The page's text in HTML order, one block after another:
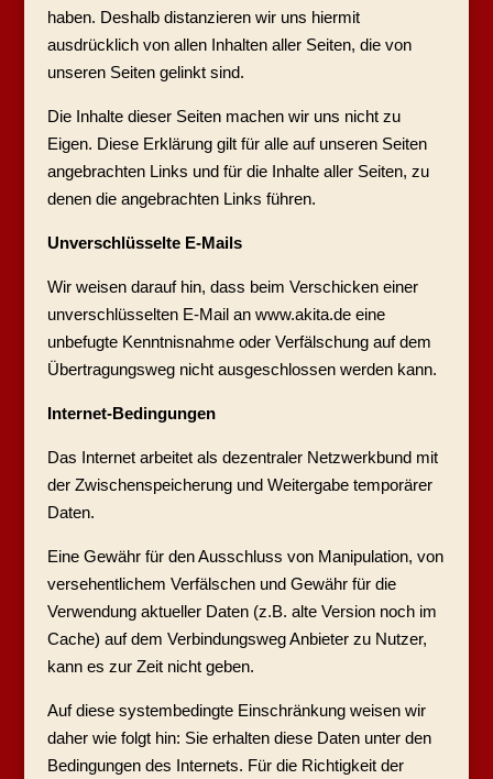
haben. Deshalb distanzieren wir uns hiermit
ausdrücklich von allen Inhalten aller Seiten, die von
unseren Seiten gelinkt sind.
Die Inhalte dieser Seiten machen wir uns nicht zu
Eigen. Diese Erklärung gilt für alle auf unseren Seiten
angebrachten Links und für die Inhalte aller Seiten, zu
denen die angebrachten Links führen.
Unverschlüsselte E-Mails
Wir weisen darauf hin, dass beim Verschicken einer
unverschlüsselten E-Mail an www.akita.de eine
unbefugte Kenntnisnahme oder Verfälschung auf dem
Übertragungsweg nicht ausgeschlossen werden kann.
Internet-Bedingungen
Das Internet arbeitet als dezentraler Netzwerkbund mit
der Zwischenspeicherung und Weitergabe temporärer
Daten.
Eine Gewähr für den Ausschluss von Manipulation, von
versehentlichem Verfälschen und Gewähr für die
Verwendung aktueller Daten (z.B. alte Version noch im
Cache) auf dem Verbindungsweg Anbieter zu Nutzer,
kann es zur Zeit nicht geben.
Auf diese systembedingte Einschränkung weisen wir
daher wie folgt hin: Sie erhalten diese Daten unter den
Bedingungen des Internets. Für die Richtigkeit der